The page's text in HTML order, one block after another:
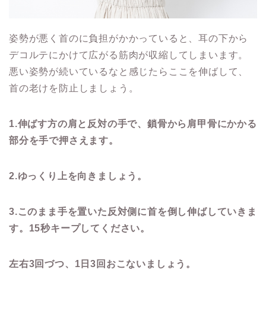
姿勢が悪く首のに負担がかかっていると、耳の下から
デコルテにかけて広がる筋肉が収縮してしまいます。
悪い姿勢が続いているなと感じたらここを伸ばして、
首の老けを防止しましょう。
1.伸ばす方の肩と反対の手で、鎖骨から肩甲骨にかかる
部分を手で押さえます。
2.ゆっくり上を向きましょう。
3.このまま手を置いた反対側に首を倒し伸ばしていきま
す。 15秒キープしてください。
左右3回づつ、1日3回おこないましょう。